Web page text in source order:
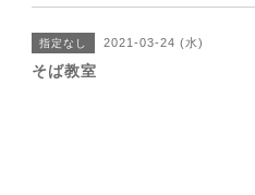
指定なし 2021-03-24 (水)
そば教室